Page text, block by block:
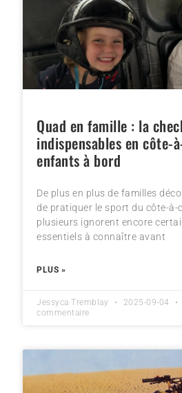
Quad en famille : la
indispensables en côte-
enfants à bord
De plus en plus de familles
de pratiquer le sport du côte-à-
plusieurs ignorent encore
essentiels à connaître avant
PLUS »
Jessyca Tremblay 2025-09-04
commentaire